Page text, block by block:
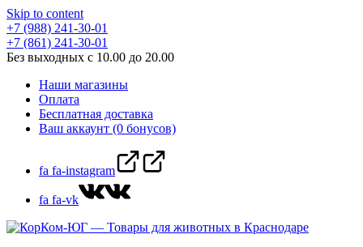
Skip to content
+7 (988) 241-30-01
+7 (861) 241-30-01
Без выходных с 10.00 до 20.00
Наши магазины
Оплата
Бесплатная доставка
Ваш аккаунт (0 бонусов)
fa fa-instagram
fa fa-vk